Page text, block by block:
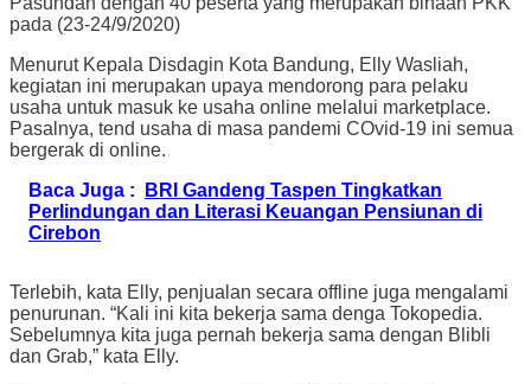
pada (23-24/9/2020)
Menurut Kepala Disdagin Kota Bandung, Elly Wasliah,
kegiatan ini merupakan upaya mendorong para pelaku
usaha untuk masuk ke usaha online melalui marketplace.
Pasalnya, tend usaha di masa pandemi COvid-19 ini semua
bergerak di online.
Baca Juga :
BRI Gandeng Taspen Tingkatkan
Perlindungan dan Literasi Keuangan Pensiunan di
Cirebon
Terlebih, kata Elly, penjualan secara offline juga mengalami
penurunan. “Kali ini kita bekerja sama denga Tokopedia.
Sebelumnya kita juga pernah bekerja sama dengan Blibli
dan Grab,” kata Elly.